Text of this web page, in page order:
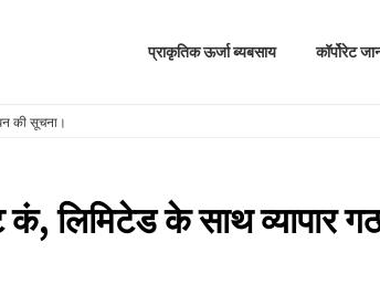
प्राकृतिक ऊर्जा ब्यबसाय कॉर्पोरेट
की सूचना।
कं, लिमिटेड के साथ व्यापार